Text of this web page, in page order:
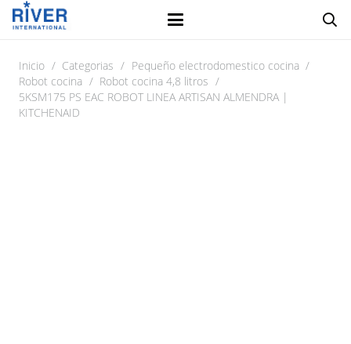
Inicio / Categorias / Pequeño electrodomestico cocina /
Robot cocina / Robot cocina 4,8 litros /
5KSM175 PS EAC ROBOT LINEA ARTISAN ALMENDRA |
KITCHENAID